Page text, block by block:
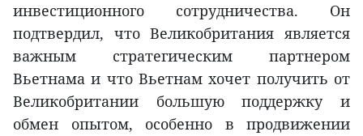
инвестиционного сотрудничества. Он
подтвердил, что Великобритания является
важным стратегическим партнером
Вьетнама и что Вьетнам хочет получить от
Великобритании большую поддержку и
обмен опытом, особенно в продвижении